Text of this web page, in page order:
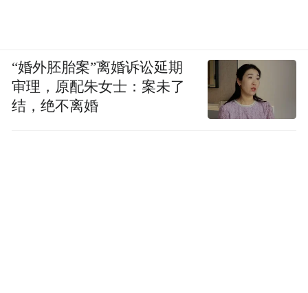
“婚外胚胎案”离婚诉讼延期
审理，原配朱女士：案未了
结，绝不离婚